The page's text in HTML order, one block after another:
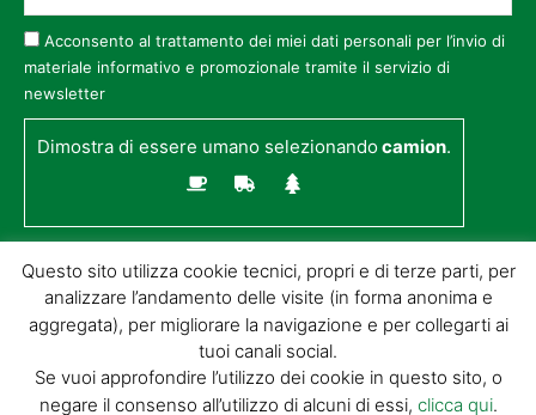
Acconsento al trattamento dei miei dati personali per l’invio di
materiale informativo e promozionale tramite il servizio di
newsletter
Dimostra di essere umano selezionandocamion.
Questo sito utilizza cookie tecnici, propri e di terze parti, per
analizzare l’andamento delle visite (in forma anonima e
aggregata), per migliorare la navigazione e per collegarti ai
tuoi canali social.
Se vuoi approfondire l’utilizzo dei cookie in questo sito, o
negare il consenso all’utilizzo di alcuni di essi, clicca qui.